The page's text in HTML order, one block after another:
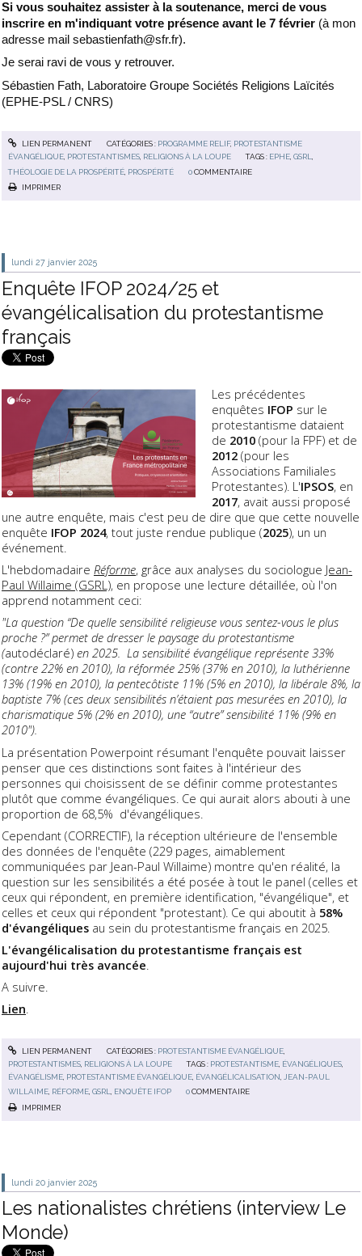
Si vous souhaitez assister à la soutenance, merci de vous
inscrire en m'indiquant votre présence avant le 7 février (à mon
adresse mail sebastienfath@sfr.fr).
Je serai ravi de vous y retrouver.
Sébastien Fath, Laboratoire Groupe Sociétés Religions Laïcités
(EPHE-PSL / CNRS)
LIEN PERMANENT CATÉGORIES : PROGRAMME RELIF, PROTESTANTISME
ÉVANGÉLIQUE PROTESTANTISMES RELIGIONS À LA LOUPE TAGS : EPHE ,GSRL
THÉOLOGIE DE LA PROSPÉRITÉ PROSPÉRITÉ 0 COMMENTAIRE
IMPRIMER
lundi 27 janvier 2025
Enquête IFOP 2024/25 et
évangélicalisation du protestantisme
français
Les précédentes
enquêtes IFOP sur le
protestantisme dataient
de 2010 (pour la FPF) et de
2012 (pour les
Associations Familiales
Protestantes). L'IPSOS, en
2017, avait aussi proposé
une autre enquête, mais c'est peu de dire que que cette nouvelle
enquête IFOP 2024, tout juste rendue publique (2025), un un
événement.
L'hebdomadaire Réforme, grâce aux analyses du sociologue Jean-
Paul Willaime (GSRL), en propose une lecture détaillée, où l'on
apprend notamment ceci:
"La question “De quelle sensibilité religieuse vous sentez-vous le plus
proche ?” permet de dresser le paysage du protestantisme
(autodéclaré) en 2025. La sensibilité évangélique représente 33%
(contre 22% en 2010), la réformée 25% (37% en 2010), la luthérienne
13% (19% en 2010), la pentecôtiste 11% (5% en 2010), la libérale 8%, la
baptiste 7% (ces deux sensibilités n’étaient pas mesurées en 2010), la
charismatique 5% (2% en 2010), une “autre” sensibilité 11% (9% en
2010").
La présentation Powerpoint résumant l'enquête pouvait laisser
penser que ces distinctions sont faites à l'intérieur des
personnes qui choisissent de se définir comme protestantes
plutôt que comme évangéliques. Ce qui aurait alors abouti à une
proportion de 68,5% d'évangéliques.
Cependant (CORRECTIF), la réception ultérieure de l'ensemble
des données de l'enquête (229 pages, aimablement
communiquées par Jean-Paul Willaime) montre qu'en réalité, la
question sur les sensibilités a été posée à tout le panel (celles et
ceux qui répondent, en première identification, "évangélique", et
celles et ceux qui répondent "protestant). Ce qui aboutit à 58%
d'évangéliques au sein du protestantisme français en 2025.
L'évangélicalisation du protestantisme français est
aujourd'hui très avancée
A suivre.
Lien.
LIEN PERMANENT CATÉGORIES : PROTESTANTISME ÉVANGÉLIQUE,
PROTESTANTISMES RELIGIONS À LA LOUPE TAGS : PROTESTANTISME ÉVANGÉLIQUES
ÉVANGÉLISME PROTESTANTISME ÉVANGÉLIQUE ÉVANGÉLICALISATION
JEAN-PAUL
WILLAIME RÉFORME ,GSRL ENQUÊTE IFOP 0 COMMENTAIRE
IMPRIMER
lundi 20 janvier 2025
Les nationalistes chrétiens (interview Le
Monde)